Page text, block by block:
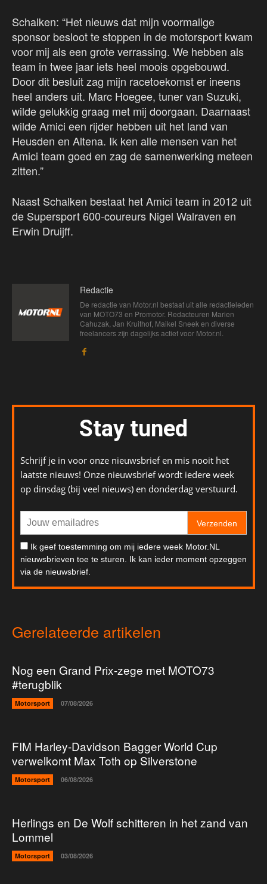
Schalken: “Het nieuws dat mijn voormalige
sponsor besloot te stoppen in de motorsport kwam
voor mij als een grote verrassing. We hebben als
team in twee jaar iets heel moois opgebouwd.
Door dit besluit zag mijn racetoekomst er ineens
heel anders uit. Marc Hoegee, tuner van Suzuki,
wilde gelukkig graag met mij doorgaan. Daarnaast
wilde Amici een rijder hebben uit het land van
Heusden en Altena. Ik ken alle mensen van het
Amici team goed en zag de samenwerking meteen
zitten.”
Naast Schalken bestaat het Amici team in 2012 uit
de Supersport 600-coureurs Nigel Walraven en
Erwin Druijff.
Redactie
De redactie van Motor.nl bestaat uit alle redactieleden
van MOTO73 en Promotor. Redacteuren Marien
Cahuzak, Jan Kruithof, Maikel Sneek en diverse
freelancers zijn dagelijks actief voor Motor.nl.
Stay tuned
Schrijf je in voor onze nieuwsbrief en mis nooit het
laatste nieuws! Onze nieuwsbrief wordt iedere week
op dinsdag (bij veel nieuws) en donderdag verstuurd.
Verzenden
Ik geef toestemming om mij iedere week Motor.NL
nieuwsbrieven toe te sturen. Ik kan ieder moment opzeggen
via de nieuwsbrief.
Gerelateerde artikelen
Nog een Grand Prix-zege met MOTO73
#terugblik
Motorsport 07/08/2026
FIM Harley-Davidson Bagger World Cup
verwelkomt Max Toth op Silverstone
Motorsport 06/08/2026
Herlings en De Wolf schitteren in het zand van
Lommel
Motorsport 03/08/2026